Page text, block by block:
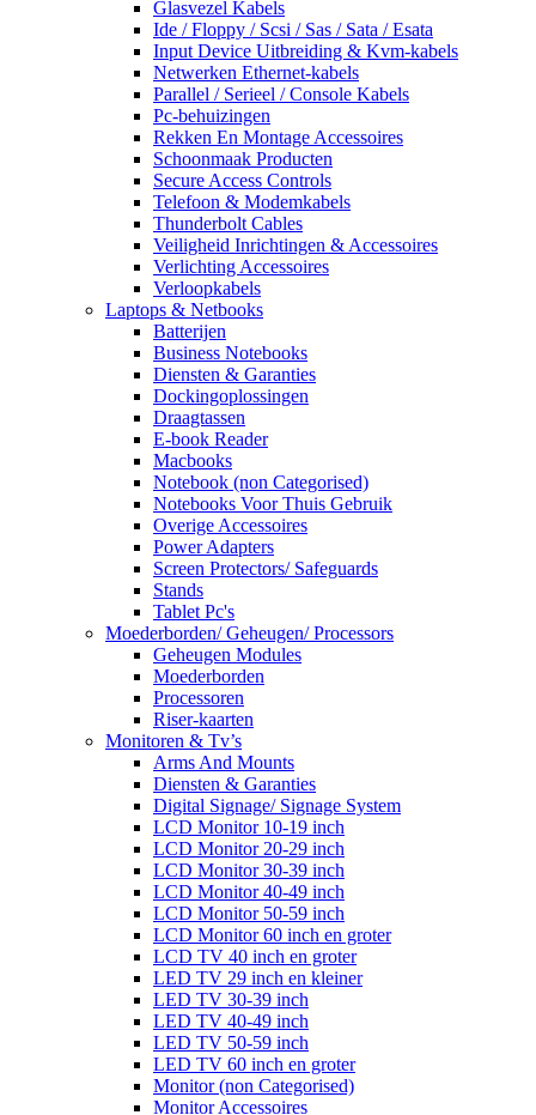
Glasvezel Kabels
Ide / Floppy / Scsi / Sas / Sata / Esata
Input Device Uitbreiding & Kvm-kabels
Netwerken Ethernet-kabels
Parallel / Serieel / Console Kabels
Pc-behuizingen
Rekken En Montage Accessoires
Schoonmaak Producten
Secure Access Controls
Telefoon & Modemkabels
Thunderbolt Cables
Veiligheid Inrichtingen & Accessoires
Verlichting Accessoires
Verloopkabels
Laptops & Netbooks
Batterijen
Business Notebooks
Diensten & Garanties
Dockingoplossingen
Draagtassen
E-book Reader
Macbooks
Notebook (non Categorised)
Notebooks Voor Thuis Gebruik
Overige Accessoires
Power Adapters
Screen Protectors/ Safeguards
Stands
Tablet Pc's
Moederborden/ Geheugen/ Processors
Geheugen Modules
Moederborden
Processoren
Riser-kaarten
Monitoren & Tv’s
Arms And Mounts
Diensten & Garanties
Digital Signage/ Signage System
LCD Monitor 10-19 inch
LCD Monitor 20-29 inch
LCD Monitor 30-39 inch
LCD Monitor 40-49 inch
LCD Monitor 50-59 inch
LCD Monitor 60 inch en groter
LCD TV 40 inch en groter
LED TV 29 inch en kleiner
LED TV 30-39 inch
LED TV 40-49 inch
LED TV 50-59 inch
LED TV 60 inch en groter
Monitor (non Categorised)
Monitor Accessoires